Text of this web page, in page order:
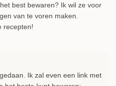
best bewaren? Ik wil ze voor
van te voren maken.
recepten!
Ik zal even een link met